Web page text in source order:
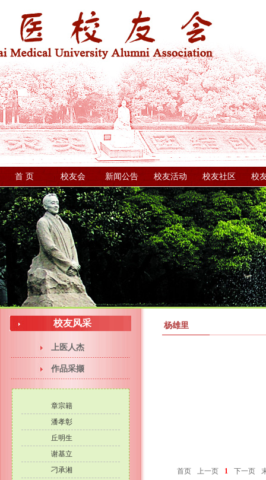
首 页 校友会 新闻公告 校友活动 校友社区 校
校友风采
上医人杰
作品采撷
章宗籍
潘孝彰
丘明生
谢基立
刁承湘
杨雄里
首页 上一页 1 下一页